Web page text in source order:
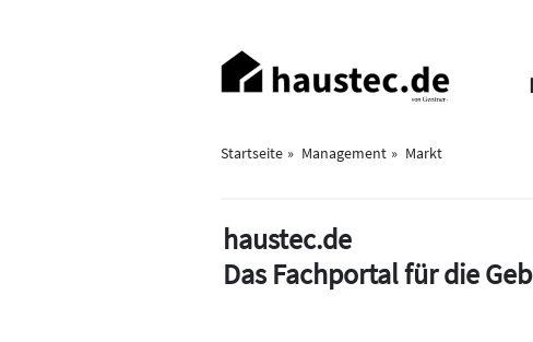
Haupt-
Navigation
Startseite Management
Markt
haustec.de
Das Fachportal für die